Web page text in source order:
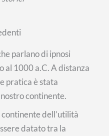
parlano di ipnosi
al 1000 a.C. A distanza
pratica è stata
continente.
dell’utilità
datato tra la